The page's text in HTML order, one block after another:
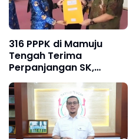
316 PPPK di Mamuju
Tengah Terima
Perpanjangan SK,
Bupati Soroti
Tantangan Belanja
Pegawai